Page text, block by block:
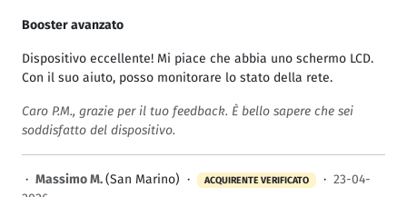
Booster avanzato
Dispositivo eccellente! Mi piace che abbia uno schermo LCD.
Con il suo aiuto, posso monitorare lo stato della rete.
Caro P.M., grazie per il tuo feedback. È bello sapere che sei
soddisfatto del dispositivo.
· Massimo M.(San Marino) · ACQUIRENTE VERIFICATO · 23-04-